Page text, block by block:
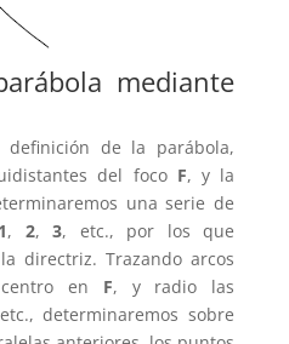
mediante
de la parábola,
del foco F, y la
una serie de
1, 2,3, etc., por los que
directriz. Trazando arcos
en F, y radio las
determinaremos sobre